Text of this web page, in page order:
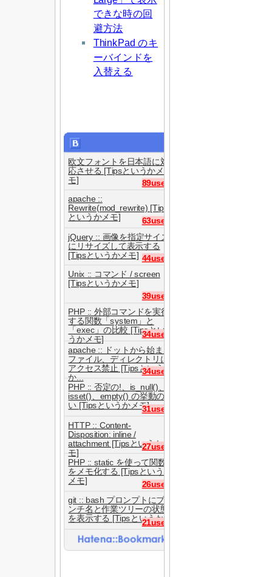
できな時の回
避方法
ThinkPad のキ
ーバインドを
入替える
欧文フォントを日本語に対
応させる [Tipsというかメ
モ]
89users
apache ::
Rewrite(mod_rewrite) [Tips
というかメモ]
63users
jQuery :: 画像を指定サイズ
にリサイズして表示する
[Tipsというかメモ] 44users
Unix :: コマンド / screen
[Tipsというかメモ]
39users
PHP :: 外部コマンドを実行
する関数「system」と
「exec」の比較 [Tipsとい
うかメモ]
34users
apache :: ドットから始まる
ファイル、ディレクトリに
アクセス禁止 [Tipsという
か...
34users
PHP :: 否定の!、is_null()、
isset()、empty() の挙動の違
い [Tipsというかメモ]31users
HTTP :: Content-
Disposition: inline /
attachment [Tipsというかメ
モ]
27users
PHP :: static を使って関数
をメモ化する [Tipsというか
メモ]
26users
git :: bash プロンプトにブラ
ンチ名と作業ツリーの状態
を表示する [Tipsというか...
21users